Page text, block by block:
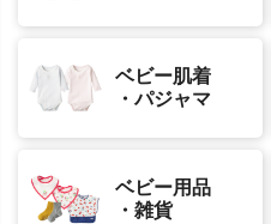
ベビー肌着
・パジャマ
ベビー用品
・雑貨